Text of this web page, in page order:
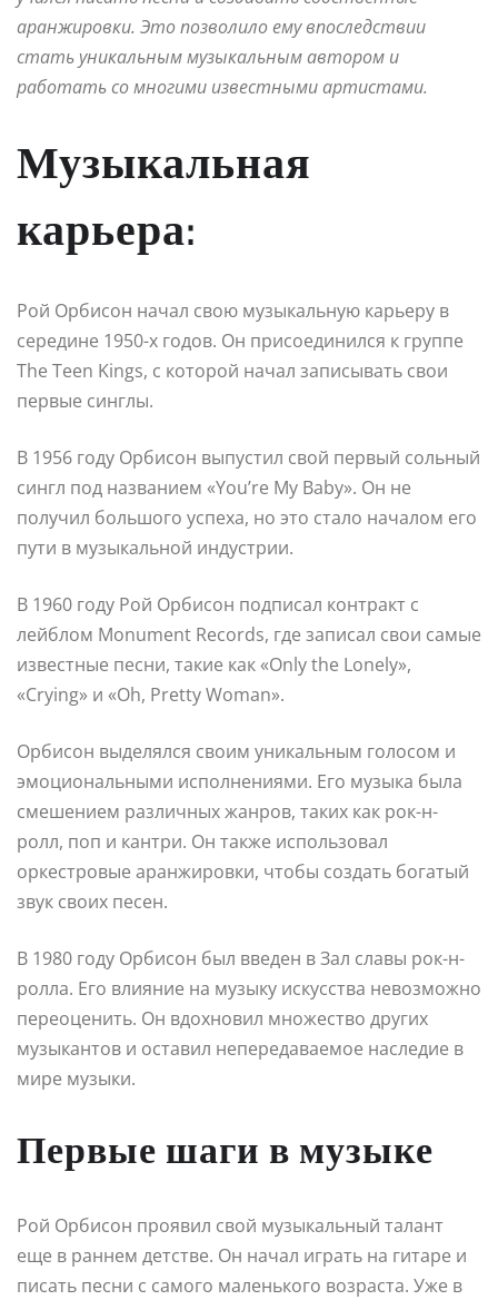
аранжировки. Это позволило ему впоследствии
стать уникальным музыкальным автором и
работать со многими известными артистами.
Музыкальная
карьера:
Рой Орбисон начал свою музыкальную карьеру в
середине 1950-х годов. Он присоединился к группе
The Teen Kings, с которой начал записывать свои
первые синглы.
В 1956 году Орбисон выпустил свой первый сольный
сингл под названием «You’re My Baby». Он не
получил большого успеха, но это стало началом его
пути в музыкальной индустрии.
В 1960 году Рой Орбисон подписал контракт с
лейблом Monument Records, где записал свои самые
известные песни, такие как «Only the Lonely»,
«Crying» и «Oh, Pretty Woman».
Орбисон выделялся своим уникальным голосом и
эмоциональными исполнениями. Его музыка была
смешением различных жанров, таких как рок-н-
ролл, поп и кантри. Он также использовал
оркестровые аранжировки, чтобы создать богатый
звук своих песен.
В 1980 году Орбисон был введен в Зал славы рок-н-
ролла. Его влияние на музыку искусства невозможно
переоценить. Он вдохновил множество других
музыкантов и оставил непередаваемое наследие в
мире музыки.
Первые шаги в музыке
Рой Орбисон проявил свой музыкальный талант
еще в раннем детстве. Он начал играть на гитаре и
писать песни с самого маленького возраста. Уже в